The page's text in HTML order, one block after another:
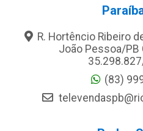
R. Hortêncio Ribeiro
João Pessoa/PB
(83)